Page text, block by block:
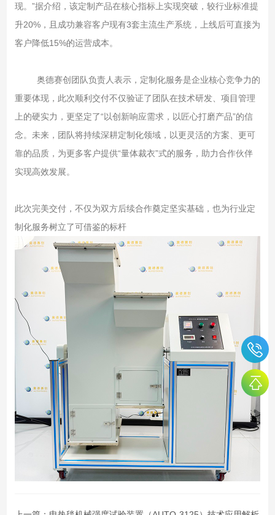
现。”据介绍，该定制产品在核心指标上实现突破，较行业标准提
升20%，且成功兼容客户现有3套主流生产系统，上线后可直接为
客户降低15%的运营成本。
奥德赛创团队负责人表示，定制化服务是企业核心竞争力的
重要体现，此次顺利交付不仅验证了团队在技术研发、项目管理
上的硬实力，更坚定了“以创新响应需求，以匠心打磨产品”的信
念。未来，团队将持续深耕定制化领域，以更灵活的方案、更可
靠的品质，为更多客户提供“量体裁衣”式的服务，助力合作伙伴
实现高效发展。
此次完美交付，不仅为双方后续合作奠定坚实基础，也为行业定
制化服务树立了可借鉴的标杆